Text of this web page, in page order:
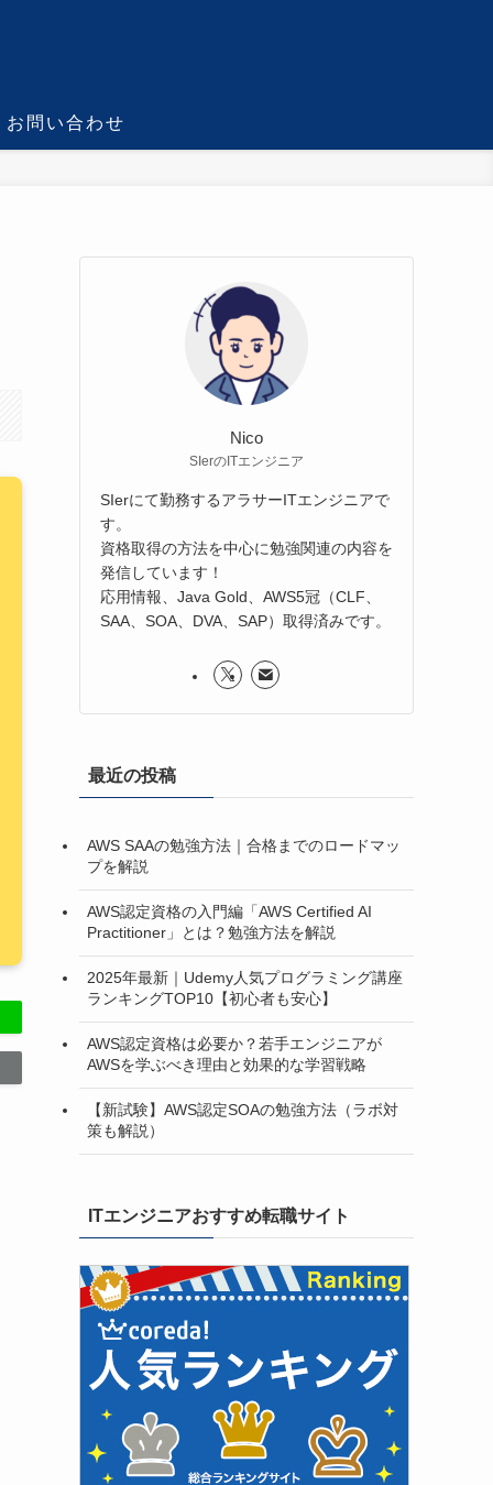
お問い合わせ
Nico
SIerのITエンジニア
SIerにて勤務するアラサーITエンジニアで
す。
資格取得の方法を中心に勉強関連の内容を
発信しています！
応用情報、Java Gold、AWS5冠（CLF、
SAA、SOA、DVA、SAP）取得済みです。
最近の投稿
AWS SAAの勉強方法｜合格までのロードマッ
プを解説
AWS認定資格の入門編「AWS Certified AI
Practitioner」とは？勉強方法を解説
2025年最新｜Udemy人気プログラミング講座
ランキングTOP10【初心者も安心】
AWS認定資格は必要か？若手エンジニアが
AWSを学ぶべき理由と効果的な学習戦略
【新試験】AWS認定SOAの勉強方法（ラボ対
策も解説）
ITエンジニアおすすめ転職サイト